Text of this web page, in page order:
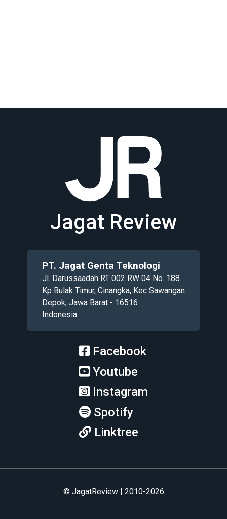
Jagat Review
PT. Jagat Genta Teknologi
Jl. Darussaadah RT 002 RW 04 No. 188
Kp Bulak Timur, Cinangka, Kec Sawangan
Depok, Jawa Barat - 16516
Indonesia
Facebook
Youtube
Instagram
Spotify
Linktree
© JagatReview | 2010-2026